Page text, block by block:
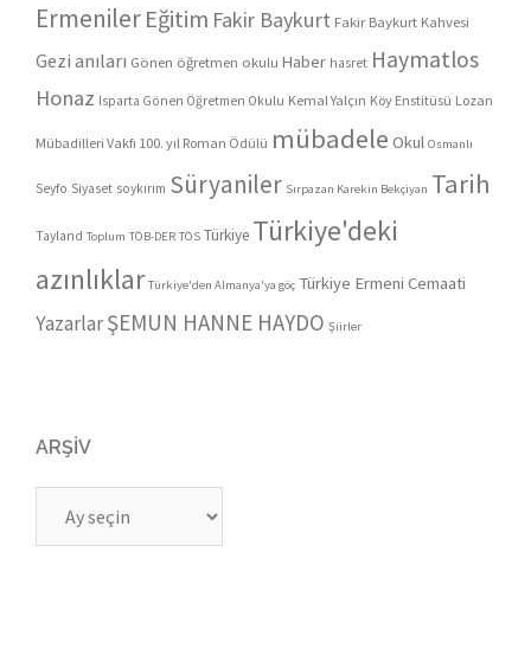
ErmenilerEğitim Fakir Baykurt Fakir Baykurt Kahvesi
Gezi anıları Gönen öğretmen okulu Haber hasret Haymatlos
Honaz Isparta Gönen Öğretmen Okulu Kemal Yalçın Köy Enstitüsü Lozan
Mübadilleri Vakfı 100. yıl Roman Ödülü mübadele Okul Osmanlı
Seyfo Siyaset soykırım Süryaniler Sırpazan Karekin Bekçiyan Tarih
Tayland Toplum TÖB-DER TÖS Türkiye Türkiye'deki
azınlıklar Türkiye'den Almanya'ya göç Türkiye Ermeni Cemaati
YazarlarŞEMUN HANNE HAYDO Şiirler
ARŞIV